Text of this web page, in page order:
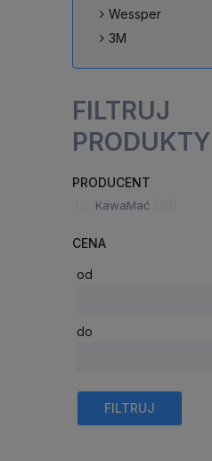
Wessper
3M
FILTRUJ
PRODUKTY
PRODUCENT
KawaMać
CENA
od
do
FILTRUJ